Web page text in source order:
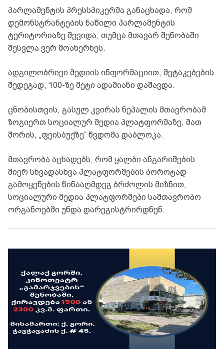
პარლამენტის პრესსპიკერმა განაცხადა, რომ
დემონსტრანტების ნაწილი პარლამენტის
ტერიტორიაზე შევიდა, თუმცა მთავარ შენობაში
შესვლა ვერ მოახერხეს.
ადგილობრივი მედიის ინფორმაციით, შეტაკებების
შედეგად, 100-ზე მეტი ადამიანი დაშავდა.
ცნობისთვის, გასულ კვირას ნეპალის მთავრობამ
ზოგიერთ სოციალურ მედია პლატფორმაზე, მათ
შორის, „ფეისბუქზე“ წვდომა დაბლოკა.
მთავრობა აცხადებს, რომ ყალბი ანგარიშების
მიერ სხვადასხვა პლატფორმების ბოროტად
გამოყენების წინააღმდეგ ბრძოლის მიზნით,
სოციალური მედია პლატფორმები სამთავრობო
ორგანოებში უნდა დარეგისტრირდნენ.